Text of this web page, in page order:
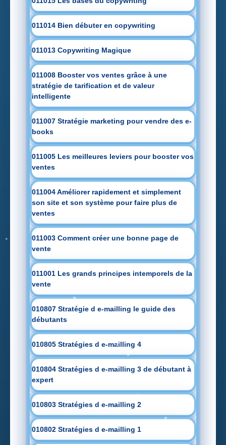
011014 Bien débuter en copywriting
011013 Copywriting Magique
011008 Booster vos ventes grâce à une
stratégie de tarification et de valeur
intelligente
011007 Stratégie marketing pour vendre des e-
books
011005 Les meilleures leviers pour booster vos
ventes
011004 Améliorer rapidement et simplement
son site et son système pour faire plus de
ventes
011003 Comment créer une bonne page de
vente
011001 Les grands principes intemporels de la
vente
010807 Stratégie d e-mailling le guide des
débutants
010805 Stratégies d e-mailling 4
010804 Stratégies d e-mailling 3 de débutant à
expert
010803 Stratégies d e-mailling 2
010802 Stratégies d e-mailling 1